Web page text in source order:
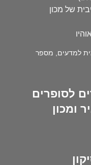
של מכון
למדעים, מספר
לסופרים
ומכון